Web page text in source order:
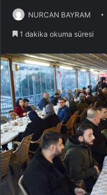
NURCAN BAYRAM
1 dakika okuma süresi